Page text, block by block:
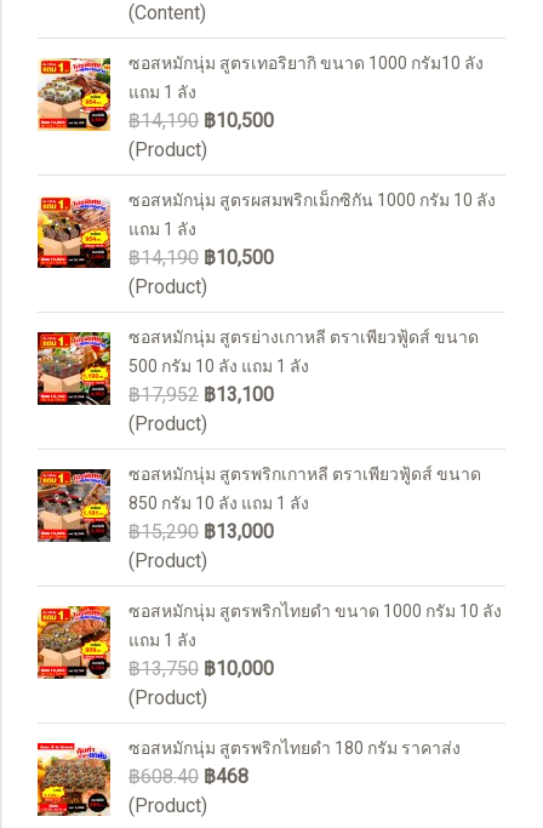
(Content)
ซอสหมักนุ่ม สูตรเทอริยากิ ขนาด 1000 กรัม10 ลัง
แถม 1 ลัง
฿14,190 ฿10,500
(Product)
ซอสหมักนุ่ม สูตรผสมพริกเม็กซิกัน 1000 กรัม 10 ลัง
แถม 1 ลัง
฿14,190 ฿10,500
(Product)
ซอสหมักนุ่ม สูตรย่างเกาหลี ตราเพียวฟู้ดส์ ขนาด
500 กรัม 10 ลัง แถม 1 ลัง
฿17,952 ฿13,100
(Product)
ซอสหมักนุ่ม สูตรพริกเกาหลี ตราเพียวฟู้ดส์ ขนาด
850 กรัม 10 ลัง แถม 1 ลัง
฿15,290 ฿13,000
(Product)
ซอสหมักนุ่ม สูตรพริกไทยดำ ขนาด 1000 กรัม 10 ลัง
แถม 1 ลัง
฿13,750 ฿10,000
(Product)
ซอสหมักนุ่ม สูตรพริกไทยดำ 180 กรัม ราคาส่ง
฿608.40 ฿468
(Product)